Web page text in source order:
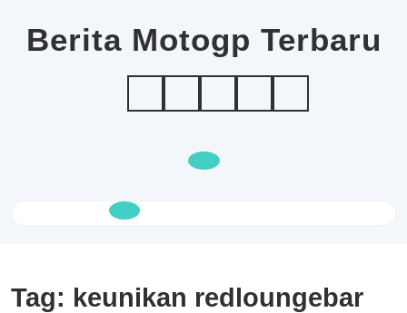
contentBerita Motogp Terbaru
Open
Tag: keunikan redloungebar